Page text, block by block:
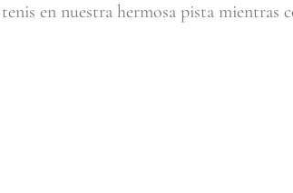
en nuestra hermosa pista mientras